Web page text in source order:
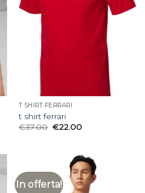
T SHIRT FERRARI
t shirt ferrari
€37.00 €22.00
In offerta!